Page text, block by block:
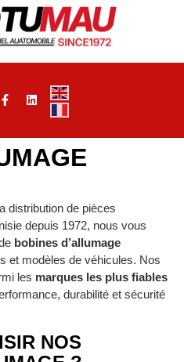
distribution de pièces
depuis 1972, nous vous
bobines d’allumage
et modèles de véhicules. Nos
les marques les plus fiables
durabilité et sécurité
NOS